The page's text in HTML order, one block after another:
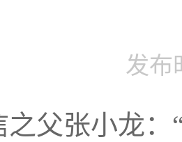
发布
之父张小龙